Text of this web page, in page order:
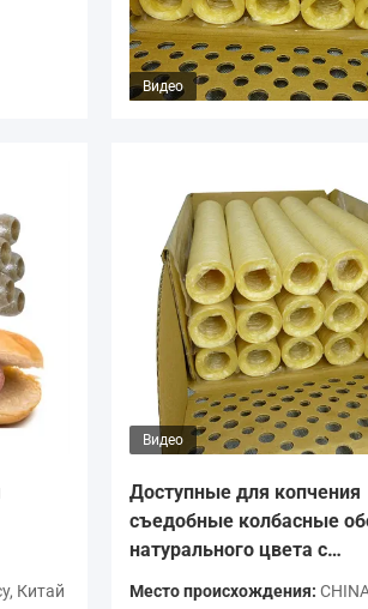
Видео
Китай
Видео
Доступные для копчения
съедобные колбасные
натурального цвета с
Место происхождения: